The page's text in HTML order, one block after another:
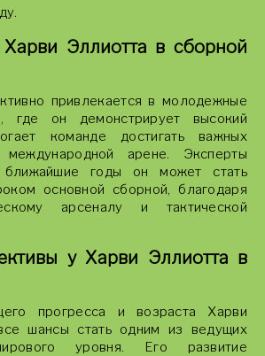
Эллиотта в сборной
привлекается в молодежные
где он демонстрирует высокий
команде достигать важных
международной арене. Эксперты
годы он может стать
основной сборной, благодаря
арсеналу и тактической
у Харви Эллиотта в
прогресса и возраста Харви
шансы стать одним из ведущих
уровня. Его развитие